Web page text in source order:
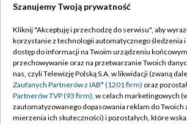
TVP
Abonament TVP
Emisja w TVP
Centrum informacji TVP
Regulamin TVP
Polityka prywatności
Moje zgody
Szanujemy Twoją prywatność
Kliknij "Akceptuję i przechodzę do serwisu", aby
korzystanie z technologii automatycznego śledzenia i
dostęp do informacji na Twoim urządzeniu
przechowywanie oraz na przetwarzanie Twoich
nas, czyli Telewizję Polską S.A. w likwidacji (zwaną
Zaufanych Partnerów z IAB* (1201 firm) oraz
Partnerów TVP (93 firm), w celach marketingowych
zautomatyzowanego dopasowania reklam do Twoich
mierzenia ich skuteczności) i pozostałych, które